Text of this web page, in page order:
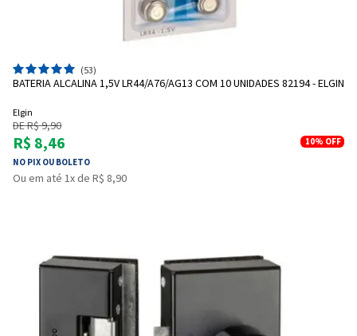
(53)
BATERIA ALCALINA 1,5V LR44/A76/AG13 COM 10 UNIDADES 82194 - ELGIN
Elgin
DE R$ 9,90
R$ 8,46
NO PIX OU BOLETO
10% OFF
Ou em até 1x de R$ 8,90